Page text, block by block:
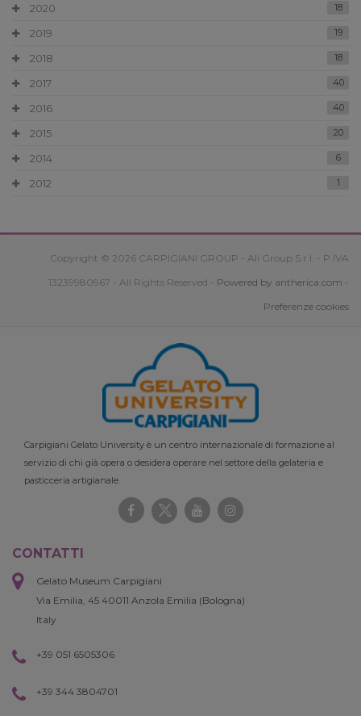
2020 18
2019 19
2018 18
2017 40
2016 40
2015 20
2014 6
2012 1
Copyright © 2026 CARPIGIANI GROUP - Ali Group S.r.l. - P.IVA
13239980967 - All Rights Reserved - Powered by antherica.com -
Preferenze cookies
Carpigiani Gelato University è un centro internazionale di formazione al
servizio di chi già opera o desidera operare nel settore della gelateria e
pasticceria artigianale.
CONTATTI
Gelato Museum Carpigiani
Via Emilia, 45 40011 Anzola Emilia (Bologna)
Italy
+39 051 6505306
+39 344 3804701